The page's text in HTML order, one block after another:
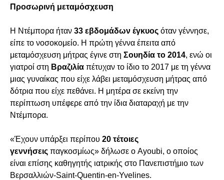
Προσωρινή μεταμόσχευση
Η Ντέμπορα ήταν 33 εβδομάδων έγκυος όταν γέννησε,
είπε το νοσοκομείο. Η πρώτη γέννα έπειτα από
μεταμόσχευση μήτρας έγινε στη Σουηδία το 2014, ενώ οι
γιατροί στη Βραζιλία πέτυχαν το ίδιο το 2017 με τη γέννα
μιας γυναίκας που είχε λάβει μεταμόσχευση μήτρας από
δότρια που είχε πεθάνει. Η μητέρα σε εκείνη την
περίπτωση υπέφερε από την ίδια διαταραχή με την
Ντέμπορα.
«Έχουν υπάρξει περίπου 20 τέτοιες
γεννήσεις παγκοσμίως» δήλωσε ο Ayoubi, ο οποίος
είναι επίσης καθηγητής ιατρικής στο Πανεπιστήμιο των
Βερσαλλιών-Saint-Quentin-en-Yvelines.